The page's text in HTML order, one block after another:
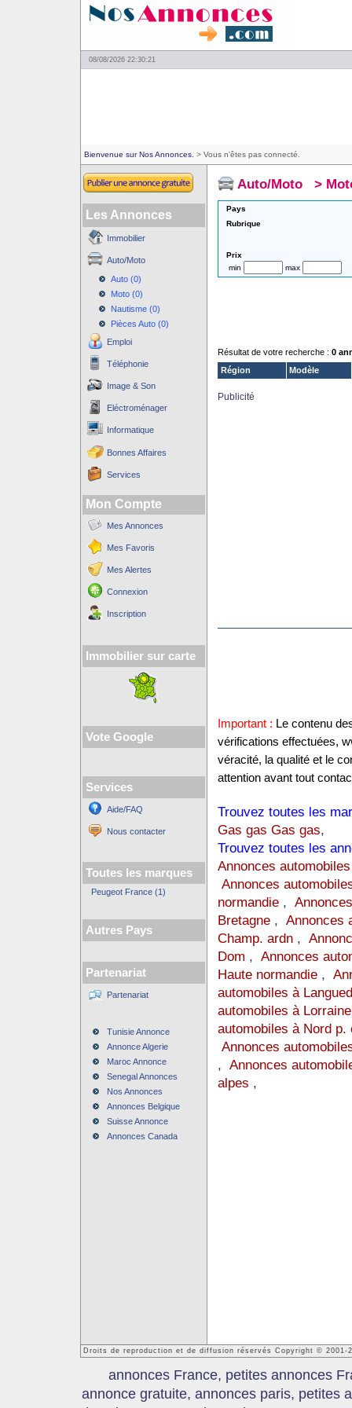
08/08/2026 22:30:21
Bienvenue sur Nos Annonces. > Vous n'êtes pas connecté.
Les Annonces
Immobilier
Auto/Moto
Auto (0)
Moto (0)
Nautisme (0)
Pièces Auto (0)
Emploi
Téléphonie
Image & Son
Eléctroménager
Informatique
Bonnes Affaires
Services
Mon Compte
Mes Annonces
Mes Favoris
Mes Alertes
Connexion
Inscription
Immobilier sur carte
Vote Google
Services
Aide/FAQ
Nous contacter
Toutes les marques
Peugeot France (1)
Autres Pays
Partenariat
Partenariat
Tunisie Annonce
Annonce Algerie
Maroc Annonce
Senegal Annonces
Nos Annonces
Annonces Belgique
Suisse Annonce
Annonces Canada
Auto/Moto >
Pays
Rubrique
Prix
min
max
Résultat de votre recherche : 0
Région
Modèle
Publicité
Important : Le contenu
vérifications effectuées,
véracité, la qualité et le
attention avant tout
Trouvez toutes les
Gas gas Gas gas,
Trouvez toutes les
Annonces
Annonces
normandie,
Bretagne, Annonces
Champ. ardn,
Dom , Annonces
Haute normandie,
automobiles à
automobiles à Lorraine
automobiles à Nord p.
Annonces
, Annonces
alpes ,
Droits de reproduction et de diffusion réservés Copyright © 2001-
annonces France, petites annonces
annonce gratuite, annonces paris, petites